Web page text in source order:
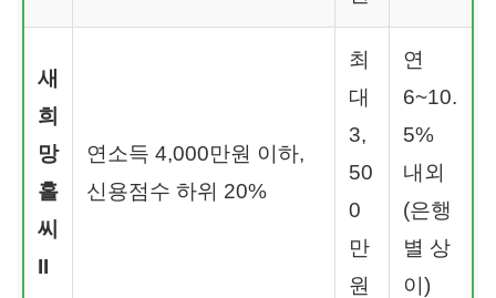
새
희
망
홀
씨
II
연소득 4,000만원 이하,
신용점수 하위 20%
최
대
3,
50
0
만
원
연
6~10.
5%
내외
(은행
별 상
이)